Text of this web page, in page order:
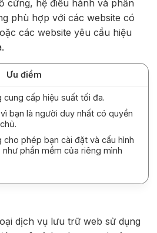
cứng, hệ điều hành và phần
phù hợp với các website có
các website yêu cầu hiệu
Ưu điểm
cấp hiệu suất tối đa.
bạn là người duy nhất có quyền
phép bạn cài đặt và cấu hình
như phần mềm của riêng mình
dịch vụ lưu trữ web sử dụng